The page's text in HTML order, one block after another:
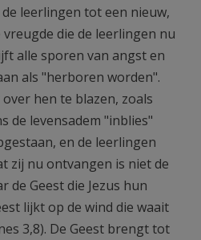
leerlingen tot een nieuw,
die de leerlingen nu
alle sporen van angst en
als "herboren worden".
hen te blazen, zoals
de levensadem "inblies"
en de leerlingen
zij nu ontvangen is niet de
de Geest die Jezus hun
lijkt op de wind die waait
3,8). De Geest brengt tot